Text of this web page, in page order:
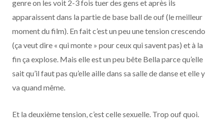
genre on les voit 2-3 fois tuer des gens et après ils
apparaissent dans la partie de base ball de ouf (le meilleur
moment du film). En fait c’est un peu une tension crescendo
(ça veut dire « qui monte » pour ceux qui savent pas) et à la
fin ça explose. Mais elle est un peu bête Bella parce qu’elle
sait qu’il faut pas qu’elle aille dans sa salle de danse et elle y
va quand même.
Et la deuxième tension, c’est celle sexuelle. Trop ouf quoi.